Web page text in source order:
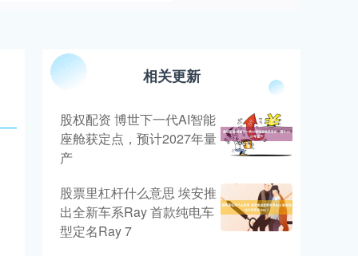
相关更新
股权配资 博世下一代AI智能
座舱获定点，预计2027年量
产
股票里杠杆什么意思 埃安推
出全新车系Ray 首款纯电车
型定名Ray 7